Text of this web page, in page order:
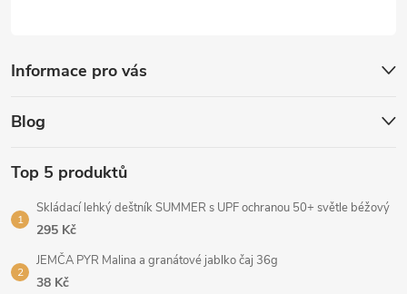
Informace pro vás
Blog
Top 5 produktů
Skládací lehký deštník SUMMER s UPF ochranou 50+ světle béžový
295 Kč
JEMČA PYR Malina a granátové jablko čaj 36g
38 Kč